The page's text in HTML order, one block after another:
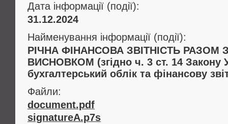
Дата інформації (події):
31.12.2024
Найменування інформації (події):
РІЧНА ФІНАНСОВА ЗВІТНІСТЬ РАЗОМ
ВИСНОВКОМ (згідно ч. 3 ст. 14 Закону
бухгалтерський облік та фінансову
Файли:
document.pdf
signatureA.p7s